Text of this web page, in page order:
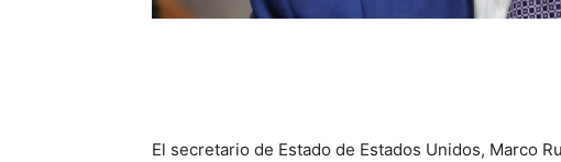
El secretario de Estado de Estados Unidos, Marco